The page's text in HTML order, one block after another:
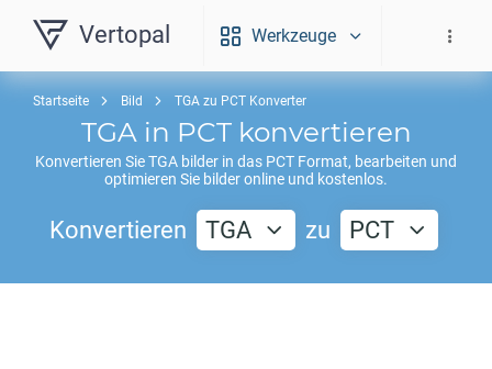
Vertopal Werkzeuge
Startseite Bild TGA zu PCT Konverter
TGAin PCTkonvertieren
Konvertieren SieTGA bilder in das PCT Format, bearbeiten und
optimieren Sie bilder online und kostenlos.
Konvertieren TGA zu PCT